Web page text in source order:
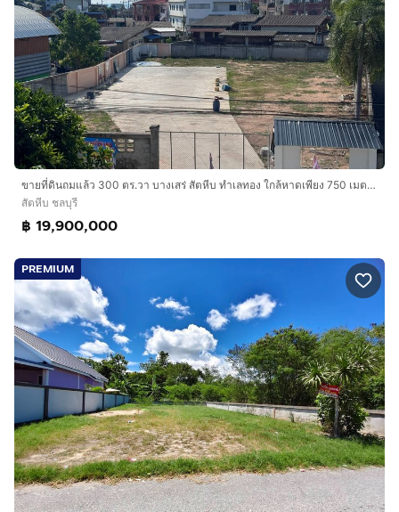
ขายที่ดินถมแล้ว 300 ตร.วา บางเสร่ สัตหีบ ทำเลทอง ใกล้หาดเพียง 750 เมตร เหมาะลงทุน
สัตหีบ ชลบุรี
฿ 19,900,000
PREMIUM